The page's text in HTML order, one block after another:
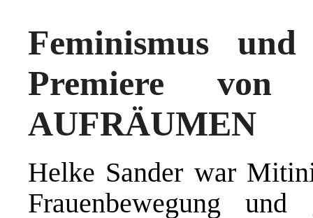
Feminismus
Premiere von
AUFRÄUMEN
Helke Sander war
Frauenbewegung